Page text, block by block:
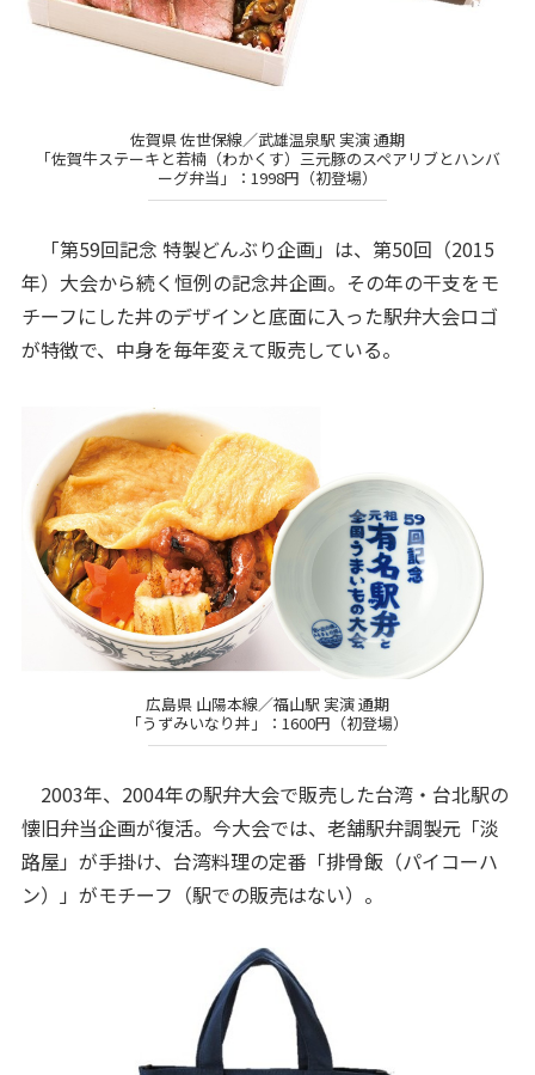
佐賀県 佐世保線／武雄温泉駅 実演 通期
「佐賀牛ステーキと若楠（わかくす）三元豚のスペアリブとハンバ
ーグ弁当」：1998円（初登場）
「第59回記念 特製どんぶり企画」は、第50回（2015
年）大会から続く恒例の記念丼企画。その年の干支をモ
チーフにした丼のデザインと底面に入った駅弁大会ロゴ
が特徴で、中身を毎年変えて販売している。
広島県 山陽本線／福山駅 実演 通期
「うずみいなり丼」：1600円（初登場）
2003年、2004年の駅弁大会で販売した台湾・台北駅の
懐旧弁当企画が復活。今大会では、老舗駅弁調製元「淡
路屋」が手掛け、台湾料理の定番「排骨飯（パイコーハ
ン）」がモチーフ（駅での販売はない）。